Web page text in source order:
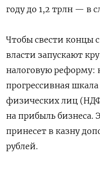
году до 1,2 трлн — в
Чтобы свести концы
власти запускают
налоговую реформу:
прогрессивная
физических лиц
на прибыль бизнеса.
принесет в казну
рублей.